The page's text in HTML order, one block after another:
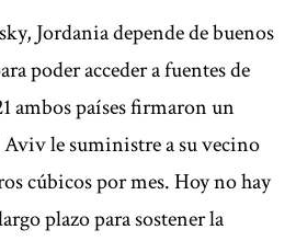
Jordania depende de buenos
poder acceder a fuentes de
ambos países firmaron un
Aviv le suministre a su vecino
cúbicos por mes. Hoy no hay
plazo para sostener la